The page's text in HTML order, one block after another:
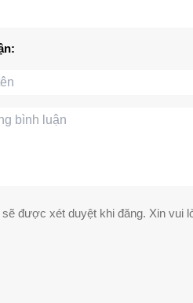
được xét duyệt khi đăng. Xin vui